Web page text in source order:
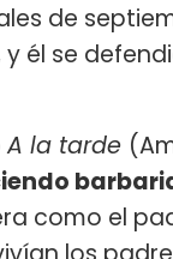
de
él se
A la tarde
como el